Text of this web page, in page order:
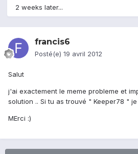
2 weeks later...
francis6
Posté(e) 19 avril 2012
Salut
j'ai exactement le meme probleme et
solution .. Si tu as trouvé " Keeper78 "
MErci :)